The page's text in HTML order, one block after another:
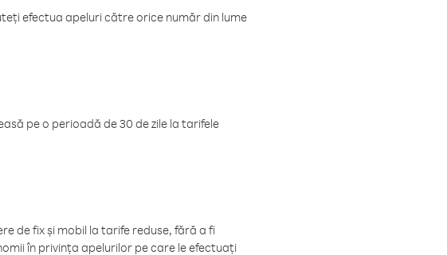
efectua apeluri către orice număr din lume
pe o perioadă de 30 de zile la tarifele
de fix și mobil la tarife reduse, fără a fi
în privința apelurilor pe care le efectuați